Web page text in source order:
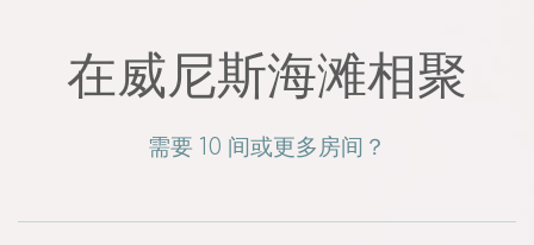
在威尼斯海滩相聚
需要 10 间或更多房间？